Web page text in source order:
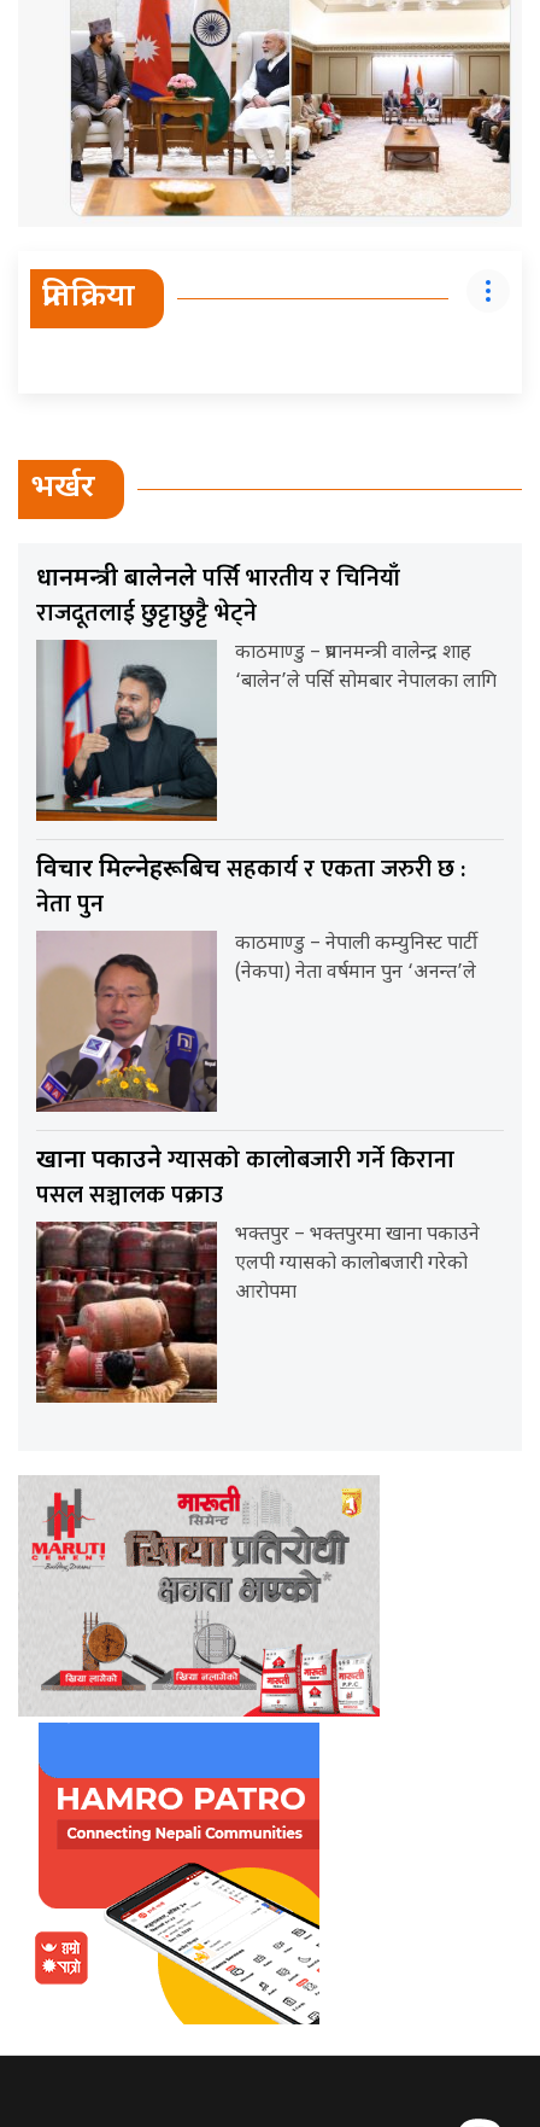
प्रतिक्रिया
भर्खर
प्रधानमन्त्री बालेनलेपर्सि भारतीय र चिनियाँ
राजदूतलाई छुट्टाछुट्टै भेट्ने
काठमाण्डु – प्रधानमन्त्री वालेन्द्र शाह
‘बालेन’ले पर्सि सोमबार नेपालका लागि
विचार मिल्नेहरूबिचसहकार्य र एकता जरुरी छ :
नेता पुन
काठमाण्डु – नेपाली कम्युनिस्ट पार्टी
(नेकपा) नेता वर्षमान पुन ‘अनन्त’ले
खाना पकाउनेग्यासको कालोबजारी गर्ने किराना
पसल सञ्चालक पक्राउ
भक्तपुर – भक्तपुरमा खाना पकाउने
एलपी ग्यासको कालोबजारी गरेको
आरोपमा